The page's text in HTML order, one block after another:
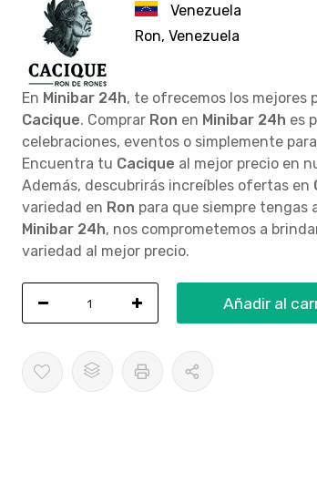
Venezuela
Ron, Venezuela
En Minibar 24h, te ofrecemos los mejores
Cacique. Comprar Ron en Minibar 24h es
celebraciones, eventos o simplemente
Encuentra tu Cacique al mejor precio en
Además, descubrirás increíbles ofertas en
variedad en Ron para que siempre tengas
Minibar 24h, nos comprometemos a
variedad al mejor precio.
Añadir al